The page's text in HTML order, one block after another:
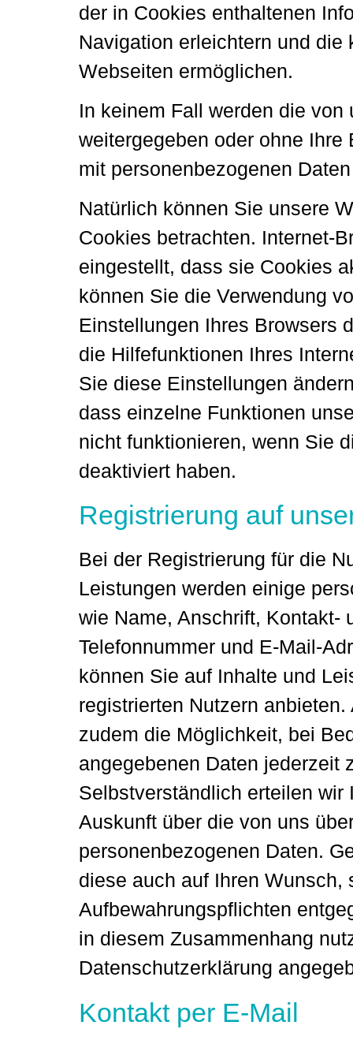
der in Cookies enthaltenen
Navigation erleichtern und die
Webseiten ermöglichen.
In keinem Fall werden die
weitergegeben oder ohne
mit personenbezogenen
Natürlich können Sie unsere
Cookies betrachten. Internet-
eingestellt, dass sie Cookies
können Sie die Verwendung
Einstellungen Ihres Browsers
die Hilfefunktionen Ihres
Sie diese Einstellungen
dass einzelne Funktionen
nicht funktionieren, wenn Sie
deaktiviert haben.
Registrierung auf
Bei der Registrierung für die
Leistungen werden einige
wie Name, Anschrift, Kontakt-
Telefonnummer und E-Mail-
können Sie auf Inhalte und
registrierten Nutzern
zudem die Möglichkeit, bei
angegebenen Daten jederzeit
Selbstverständlich erteilen
Auskunft über die von uns
personenbezogenen Daten.
diese auch auf Ihren
Aufbewahrungspflichten
in diesem Zusammenhang
Datenschutzerklärung
Kontakt per E-Mail